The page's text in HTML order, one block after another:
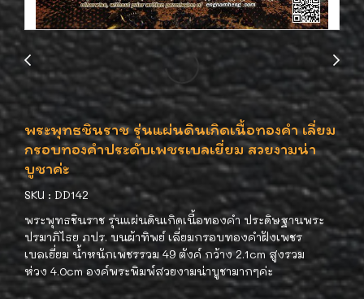
พระพุทธชินราช รุ่นแผ่นดินเกิดเนื้อทองคำ เลี่ยม
กรอบทองคำประดับเพชรเบลเยี่ยม สวยงามน่า
บูชาค่ะ
SKU : DD142
พระพุทธชินราช รุ่นแผ่นดินเกิดเนื้อทองคำ ประดิษฐานพระ
ปรมาภิไธย ภปร. บนผ้าทิพย์ เลี่ยมกรอบทองคำฝังเพชร
เบลเยี่ยม น้ำหนักเพชรรวม 49 ตังค์ กว้าง 2.1cm สูงรวม
ห่วง 4.0cm องค์พระพิมพ์สวยงามน่าบูชามากๆค่ะ